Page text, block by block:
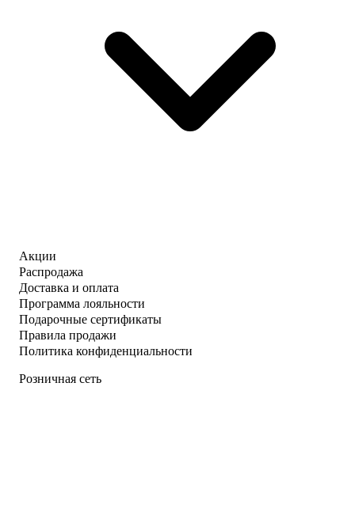
Акции
Распродажа
Доставка и оплата
Программа лояльности
Подарочные сертификаты
Правила продажи
Политика конфиденциальности
Розничная сеть